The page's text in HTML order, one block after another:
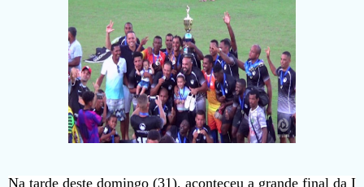
Na tarde deste domingo (31), aconteceu a grande final da I